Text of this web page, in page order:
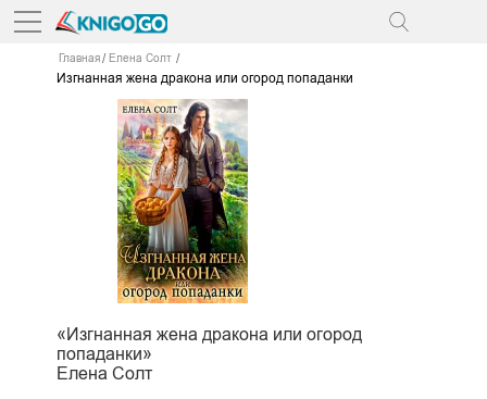
Главная Елена Солт
Изгнанная жена дракона или огород попаданки
«Изгнанная жена дракона или огород
попаданки»
Елена Солт